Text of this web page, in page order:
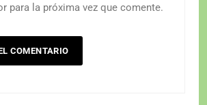
para la próxima vez que comente.